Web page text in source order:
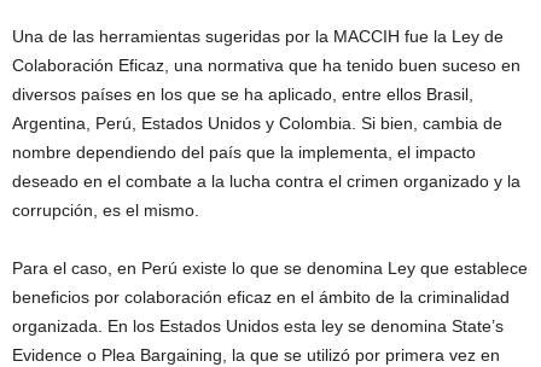
Una de las herramientas sugeridas por la MACCIH fue la Ley de
Colaboración Eficaz, una normativa que ha tenido buen suceso en
diversos países en los que se ha aplicado, entre ellos Brasil,
Argentina, Perú, Estados Unidos y Colombia. Si bien, cambia de
nombre dependiendo del país que la implementa, el impacto
deseado en el combate a la lucha contra el crimen organizado y la
corrupción, es el mismo.
Para el caso, en Perú existe lo que se denomina Ley que establece
beneficios por colaboración eficaz en el ámbito de la criminalidad
organizada. En los Estados Unidos esta ley se denomina State’s
Evidence o Plea Bargaining, la que se utilizó por primera vez en